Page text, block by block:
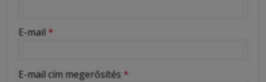
-
-
E-mail *
E-mail cím megerősítés *